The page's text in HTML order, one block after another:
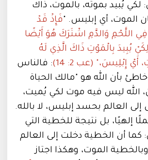
يُبيد بموته، بالموت، ذاك
الموت، أي إبليس. "فَإِذْ قَدْ
فِي اللَّحْمِ وَالدَّمِ اشْتَرَكَ هُوَ أَيْضًا
يُبِيدَ بِالْمَوْتِ ذَاكَ الَّذِي لَهُ
إِبْلِيسَ،" (عب 2: 14)
: فالناس
بأن الله هو "مالك الحياة
الله ليس فيه موت لكي يُميت،
العالم بحسد إبليس، لا بالله.
إلهيًا، بل نتيجة للخطية التي
كما أن الخطية دخلت إلى العالم
الموت، وهكذا اجتاز